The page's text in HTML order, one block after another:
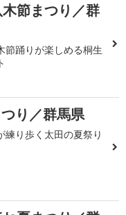
節まつり／群
節踊りが楽しめる桐生
り／群馬県
練り歩く太田の夏祭り